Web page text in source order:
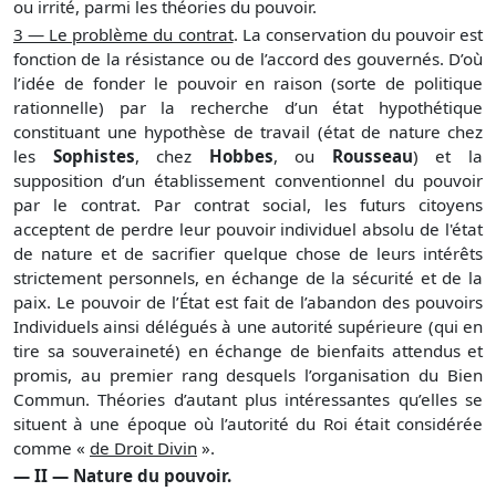
ou irrité, parmi les théories du pouvoir.
3 — Le problème du contrat. La conservation du pouvoir est
fonction de la résistance ou de l’accord des gouvernés. D’où
l’idée de fonder le pouvoir en raison (sorte de politique
rationnelle) par la recherche d’un état hypothétique
constituant une hypothèse de travail (état de nature chez
les Sophistes, chez Hobbes, ou Rousseau) et la
supposition d’un établissement conventionnel du pouvoir
par le contrat. Par contrat social, les futurs citoyens
acceptent de perdre leur pouvoir individuel absolu de l'état
de nature et de sacrifier quelque chose de leurs intérêts
strictement personnels, en échange de la sécurité et de la
paix. Le pouvoir de l’État est fait de l’abandon des pouvoirs
Individuels ainsi délégués à une autorité supérieure (qui en
tire sa souveraineté) en échange de bienfaits attendus et
promis, au premier rang desquels l’organisation du Bien
Commun. Théories d’autant plus intéressantes qu’elles se
situent à une époque où l’autorité du Roi était considérée
comme « de Droit Divin ».
— II — Nature du pouvoir.